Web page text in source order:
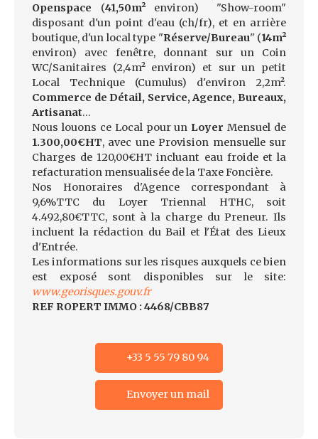
Openspace (41,50m²environ) "Show-room"
disposant d'un point d'eau (ch/fr), et en arrière
boutique, d'un local type "Réserve/Bureau" (14m²
environ) avec fenêtre, donnant sur un Coin
WC/Sanitaires (2,4m² environ) et sur un petit
Local Technique (Cumulus) d'environ 2,2m².
Commerce de Détail, Service, Agence, Bureaux,
Artisanat...
Nous louons ce Local pour un Loyer Mensuel de
1.300,00€HT, avec une Provision mensuelle sur
Charges de 120,00€HT incluant eau froide et la
refacturation mensualisée de la Taxe Foncière.
Nos Honoraires d'Agence correspondant à
9,6%TTC du Loyer Triennal HTHC, soit
4.492,80€TTC, sont à la charge du Preneur. Ils
incluent la rédaction du Bail et l'État des Lieux
d'Entrée.
Les informations sur les risques auxquels ce bien
est exposé sont disponibles sur le site:
www.georisques.gouv.fr
REF ROPERT IMMO : 4468/CBB87
+33 5 55 79 80 94
Envoyer un mail